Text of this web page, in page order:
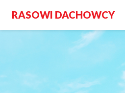
RASOWI DACHOWCY